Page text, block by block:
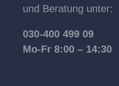
und Beratung unter:
030-400 499 09
Mo-Fr 8:00 – 14:30